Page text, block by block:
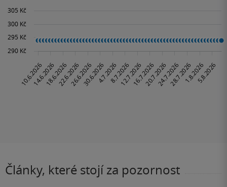
Články, které stojí za pozornost